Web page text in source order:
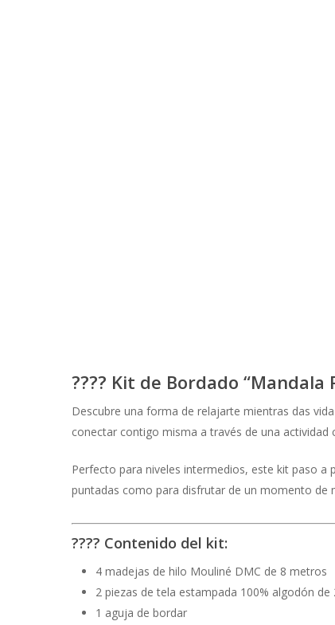
???? Kit de Bordado
Descubre una forma de relajarte mientras das
conectar contigo misma a través de una actividad
Perfecto para niveles intermedios, este kit paso
puntadas como para disfrutar de un momento de
???? Contenido del kit:
4 madejas de hilo Mouliné DMC de 8 metros
2 piezas de tela estampada 100% algodón de
1 aguja de bordar